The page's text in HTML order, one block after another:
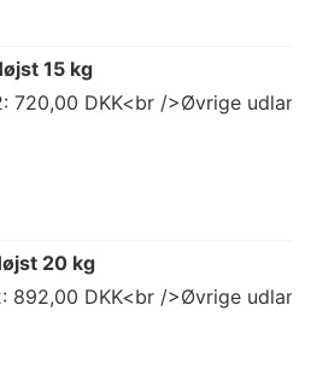
15 kg
720,00 DKK<br />Øvrige
20 kg
892,00 DKK<br />Øvrige